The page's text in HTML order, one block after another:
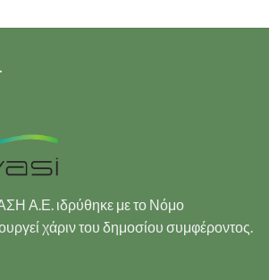
Α.Ε. ιδρύθηκε με το Νόμο
χάριν του δημοσίου συμφέροντος.